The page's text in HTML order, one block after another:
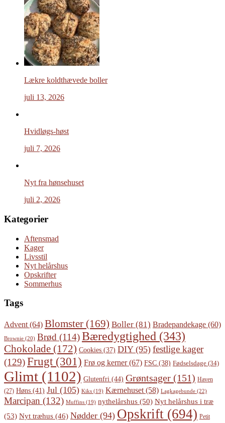
Lækre koldthævede boller
juli 13, 2026
Hvidløgs-høst
juli 7, 2026
Nyt fra hønsehuset
juli 2, 2026
Kategorier
Aftensmad
Kager
Livsstil
Nyt helårshus
Opskrifter
Sommerhus
Tags
Advent (64) Blomster (169) Boller (81) Bradepandekage (60)
Brownie (20) Brød (114)Bæredygtighed (343)
Chokolade (172) Cookies (37) DIY(95) festlige kager
(129)Frugt (301) Frø og kerner(67) FSC (38) Fødselsdage (34)
Glimt (1102) Glutenfri (44) Grøntsager (151) Haven
(27) Høns (41) Jul (105) Kiks (19) Kærnehuset (58) Lagkagebunde (22)
Marcipan (132) Muffins (19) nythelårshus (50) Nyt helårshus i træ
(53) Nyt træhus (46) Nødder (94) Opskrift (694) Petit